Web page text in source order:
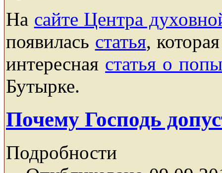
На сайте Центра
появилась статья,
интересная статья о
Бутырке.
Почему Господь
Подробности